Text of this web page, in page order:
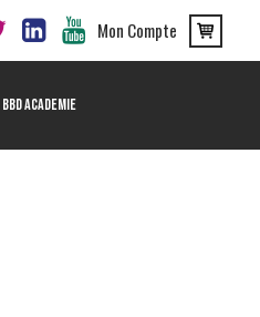
Mon Compte
BBD ACADEMIE